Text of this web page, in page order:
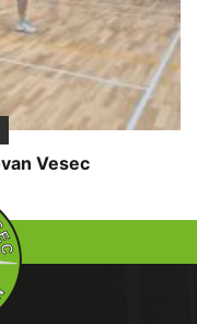
Vesec